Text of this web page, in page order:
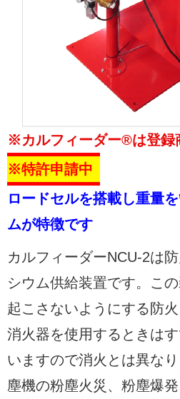
※カルフィーダー®は登録
※特許申請中
ロードセルを搭載し重量
ムが特徴です
カルフィーダーNCU-2は
シウム供給装置です。こ
起こさないようにする防火
消火器を使用するときは
いますので消火とは異な
塵機の粉塵火災、粉塵爆